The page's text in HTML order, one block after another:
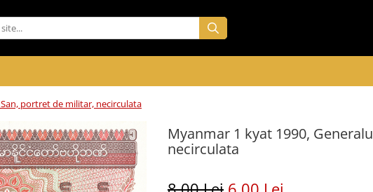
portret de militar, necirculata
Myanmar 1 kyat 1990,
necirculata